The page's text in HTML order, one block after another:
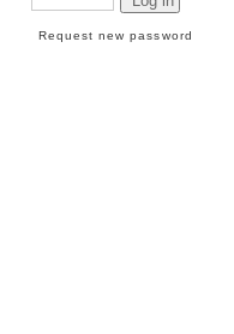
Request new password